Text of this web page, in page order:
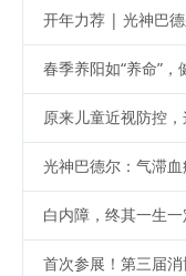
开年力荐 | 光神巴
春季养阳如“养命”，
原来儿童近视防控，
光神巴德尔：气滞
白内障，终其一生
首次参展！第三届